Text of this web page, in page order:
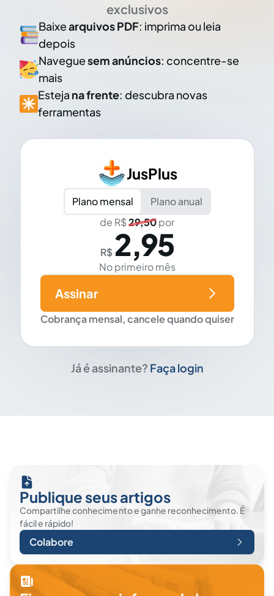
exclusivos
Baixearquivos PDF: imprima ou leia
depois
Naveguesem anúncios: concentre-se
mais
Esteja na frente: descubra novas
ferramentas
JusPlus
Plano mensal
Plano anual
de R$29,50por
R$ 2,95
No primeiro mês
Cobrança mensal, cancele quando quiser
Assinar
Já é assinante? Faça login
Publique seus artigos
Compartilhe conhecimento e ganhe reconhecimento. É
fácil e rápido!
Colabore